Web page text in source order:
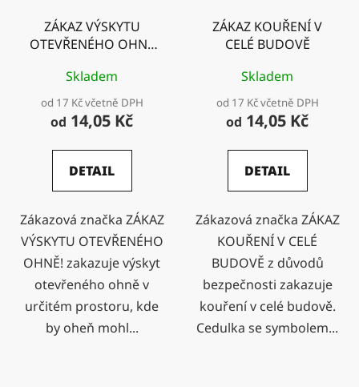
ZÁKAZ VÝSKYTU
OTEVŘENÉHO OHNĚ
Skladem
od 17 Kč včetně DPH
od 14,05 Kč
DETAIL
Zákazová značka ZÁKAZ
VÝSKYTU OTEVŘENÉHO
OHNĚ! zakazuje výskyt
otevřeného ohně v
určitém prostoru, kde
by oheň mohl...
ZÁKAZ KOUŘENÍ V
CELÉ BUDOVĚ
Skladem
od 17 Kč včetně DPH
od 14,05 Kč
DETAIL
Zákazová značka ZÁKAZ
KOUŘENÍ V CELÉ
BUDOVĚ z důvodů
bezpečnosti zakazuje
kouření v celé budově.
Cedulka se symbolem...